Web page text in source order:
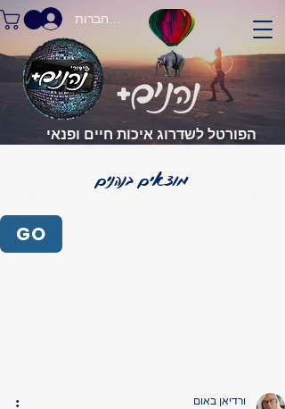
הפורטל לשדרוג איכות חיים ופנאי
התחברות
GO
ורדיאן באום